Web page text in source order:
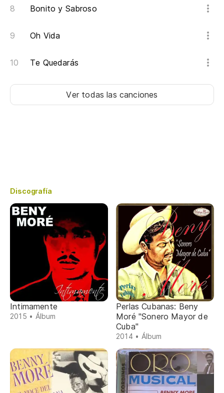
Bonito y Sabroso
Oh Vida
Te Quedarás
Ver todas las canciones
Discografía
Intimamente
2015 • Álbum
Perlas Cubanas: Beny
Moré "Sonero Mayor de
Cuba"
2014 • Álbum